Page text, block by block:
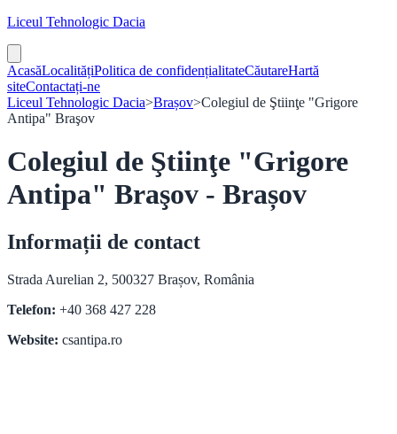
Liceul Tehnologic Dacia
AcasăLocalitățiPolitica de confidențialitateCăutareHartă
siteContactați-ne
Liceul Tehnologic Dacia>Brașov>Colegiul de Ştiinţe "Grigore
Antipa" Braşov
Colegiul de Ştiinţe "Grigore
Antipa" Braşov - Brașov
Informații de contact
Strada Aurelian 2, 500327 Brașov, România
Telefon: +40 368 427 228
Website: csantipa.ro